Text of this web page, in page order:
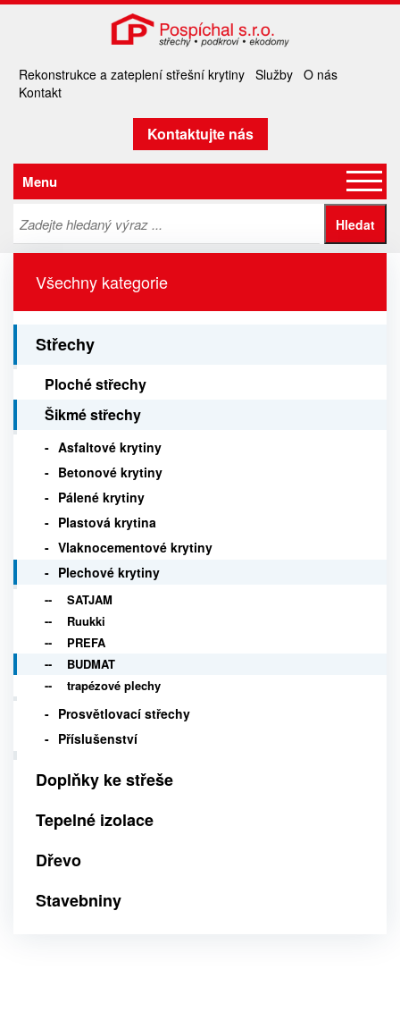
Rekonstrukce a zateplení střešní krytiny Služby O nás
Kontakt
Kontaktujte nás
Menu
Všechny kategorie
Střechy
Ploché střechy
Šikmé střechy
Asfaltové krytiny
Betonové krytiny
Pálené krytiny
Plastová krytina
Vlaknocementové krytiny
Plechové krytiny
SATJAM
Ruukki
PREFA
BUDMAT
trapézové plechy
Prosvětlovací střechy
Příslušenství
Doplňky ke střeše
Tepelné izolace
Dřevo
Stavebniny